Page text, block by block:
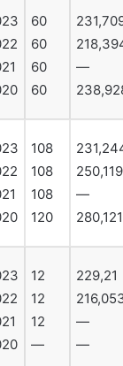
60
60
60
60
—
108
108
108
120
250,119
—
280,121
12
12
12
—
229,21
—
—